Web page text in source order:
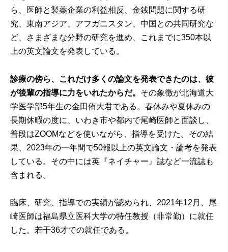
ら、医師と製薬企業の利益相反、金銭問題に関する研
究、東南アジア、アフガニスタン、中国との共同研究な
ど、さまざまな分野の研究を進め、これまでに350本以
上の英文論文を発表している。
診療の傍ら、これだけ多くの論文を発表できたのは、彼
が後輩の指導に力をいれたからだ。 その象徴が北海道大
学医学部5年生の金田侑大君である。春休みや夏休みの
長期休暇の度に、いわき市や都内で尾崎医師と面談し、
普段はZOOMなどを使いながら、指導を受けた。その結
果、2023年の一年間で50報以上の英文論文・論考を発表
している。その中には英『ネイチャー』誌など一流誌も
含まれる。
臨床、研究、指導での実績が認められ、2021年12月、尾
崎医師は福島県立医科大学の特任教授（非常勤）に就任
した。若干36才での就任である。